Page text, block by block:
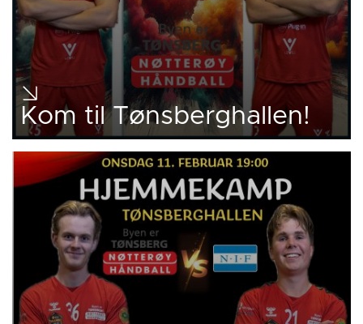
Kom til Tønsberghallen!